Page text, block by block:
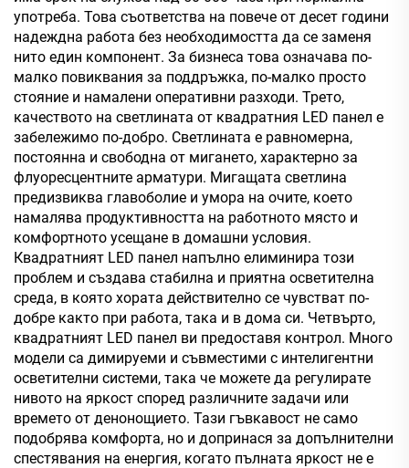
употреба. Това съответства на повече от десет години
надеждна работа без необходимостта да се заменя
нито един компонент. За бизнеса това означава по-
малко повиквания за поддръжка, по-малко просто
стояние и намалени оперативни разходи. Трето,
качеството на светлината от квадратния LED панел е
забележимо по-добро. Светлината е равномерна,
постоянна и свободна от мигането, характерно за
флуоресцентните арматури. Мигащата светлина
предизвиква главоболие и умора на очите, което
намалява продуктивността на работното място и
комфортното усещане в домашни условия.
Квадратният LED панел напълно елиминира този
проблем и създава стабилна и приятна осветителна
среда, в която хората действително се чувстват по-
добре както при работа, така и в дома си. Четвърто,
квадратният LED панел ви предоставя контрол. Много
модели са димируеми и съвместими с интелигентни
осветителни системи, така че можете да регулирате
нивото на яркост според различните задачи или
времето от денонощието. Тази гъвкавост не само
подобрява комфорта, но и допринася за допълнителни
спестявания на енергия, когато пълната яркост не е